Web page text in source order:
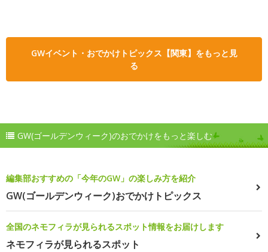
GWイベント・おでかけトピックス【関東】をもっと見
る
GW(ゴールデンウィーク)のおでかけをもっと楽しむ
編集部おすすめの「今年のGW」の楽しみ方を紹介
GW(ゴールデンウィーク)おでかけトピックス
全国のネモフィラが見られるスポット情報をお届けします
ネモフィラが見られるスポット